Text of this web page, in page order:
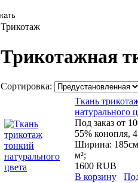
Трикотаж
Трикотажная
Сортировка:
Ткань
натурального
Под заказ от
55% конопля,
Ширина:
м²;
1600 RUB
В корзину